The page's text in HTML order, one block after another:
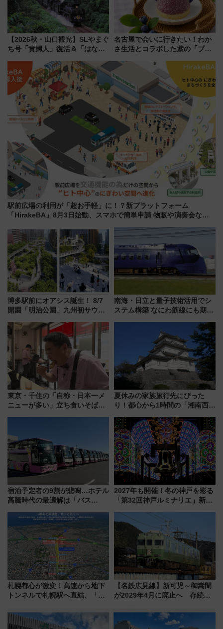
【2026秋・山口観光】SLやまぐ
ち号「貴婦人」復活＆「はなあ
注目観光列車まとめ きっぷの取
り方は？
名古屋で会いに行きたい！わか
さ生活とコラボした紫の「ブル
売
駅前広場の利用が「超お手軽」に！？新プラットフォーム
「HirakeBA」8月3日始動、スマホで簡単申請 物販や演奏会など
博多駅前にオアシス誕生！ 8/7
開園「明治公園」九州初サウナ
品グルメ登場で駅前の過ごし方
はどう変わる？
南海・日立と量子技術活用でシ
ステム構築 なにわ筋線にも期待
東京・千住の「自称・日本一メ
ニューが多い」立ち食いそば屋
7/27夜10時～放送
夏休みの家族旅行先にぴった
り！都心から1時間の「湘南西エ
島とは異なる魅力を持つ今夏の
注目スポット
宿泊予定者の9割が悲鳴…ホテル
高騰時代の最適解は「バス
した、推し活遠征や観光時のリ
アルな懐事情
2027年も開催！冬の神戸を彩る
「第32回神戸ルミナリエ」新た
記憶を次世代へ
札幌都心が激変！高速から地下
トンネルで札幌駅へ直結、「創
から本格着工、延長4.8km整備
事業の全貌
【名鉄広見線】新可児～御嵩間
が2029年4月に廃止へ 存続協